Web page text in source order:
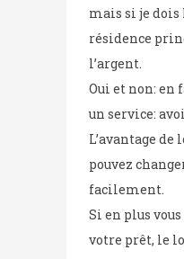
mais si je dois
résidence
l’argent.
Oui et non: en
un service:
L’avantage de
pouvez
facilement.
Si en plus
votre prêt, le